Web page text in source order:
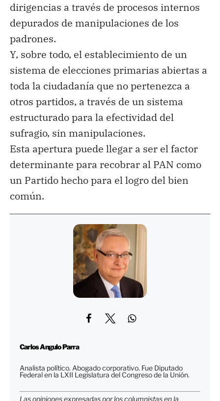
dirigencias a través de procesos internos
depurados de manipulaciones de los
padrones.
Y, sobre todo, el establecimiento de un
sistema de elecciones primarias abiertas a
toda la ciudadanía que no pertenezca a
otros partidos, a través de un sistema
estructurado para la efectividad del
sufragio, sin manipulaciones.
Esta apertura puede llegar a ser el factor
determinante para recobrar al PAN como
un Partido hecho para el logro del bien
común.
Carlos Angulo Parra
Analista político. Abogado corporativo. Fue Diputado
Federal en la LXII Legislatura del Congreso de la Unión.
Las opiniones expresadas por los columnistas en la